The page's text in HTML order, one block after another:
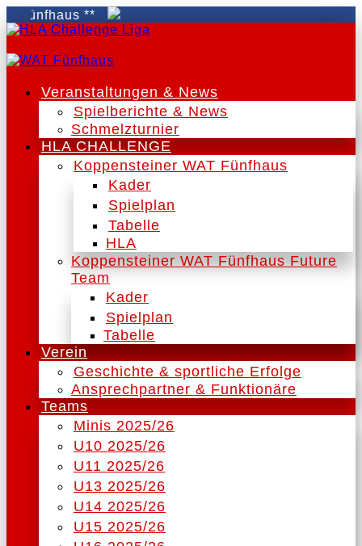
**
Veranstaltungen & News
Spielberichte & News
Schmelzturnier
HLA CHALLENGE
Koppensteiner WAT Fünfhaus
Kader
Spielplan
Tabelle
HLA
Koppensteiner WAT Fünfhaus Future
Team
Kader
Spielplan
Tabelle
Verein
Geschichte & sportliche Erfolge
Ansprechpartner & Funktionäre
Teams
Minis 2025/26
U10 2025/26
U11 2025/26
U13 2025/26
U14 2025/26
U15 2025/26